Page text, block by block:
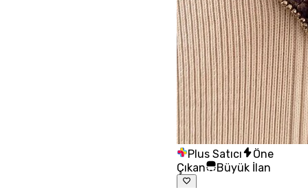
Plus Satıcı
Öne
Çıkan
Büyük İlan